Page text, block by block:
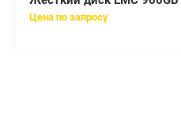
Цена по запросу